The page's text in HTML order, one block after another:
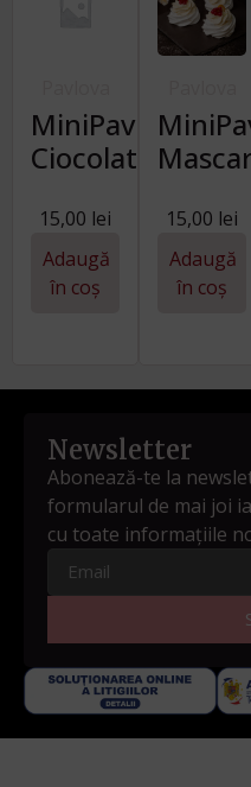
MiniPavlova
Ciocolată
15,00 lei
Adaugă
în coș
15,00 lei
Adaugă
în coș
Newsletter
Abonează-te la
formularul de mai joi
cu toate informațiile